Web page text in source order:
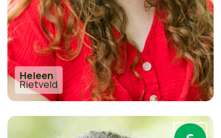
Heleen
Rietveld